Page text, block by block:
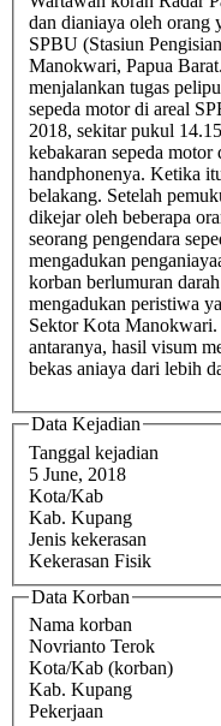
dan dianiaya oleh orang
SPBU (Stasiun
Manokwari, Papua
menjalankan tugas
sepeda motor di areal
2018, sekitar pukul
kebakaran sepeda
handphonenya. Ketika
belakang. Setelah
dikejar oleh beberapa
seorang pengendara
mengadukan
korban berlumuran
mengadukan peristiwa
Sektor Kota
antaranya, hasil visum
bekas aniaya dari lebih
Data Kejadian
Tanggal kejadian
5 June, 2018
Kota/Kab
Kab. Kupang
Jenis kekerasan
Kekerasan Fisik
Data Korban
Nama korban
Novrianto Terok
Kota/Kab (korban)
Kab. Kupang
Pekerjaan